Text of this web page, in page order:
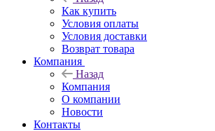
Как купить
Условия оплаты
Условия доставки
Возврат товара
Компания
Назад
Компания
О компании
Новости
Контакты